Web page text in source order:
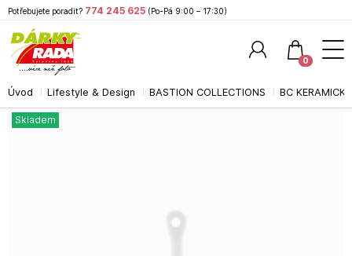
Úvod Lifestyle & Design BASTION COLLECTIONS BC
Skladem
Potřebujete poradit? 774 245 625 (Po-Pá 9:00 – 17:30)
0